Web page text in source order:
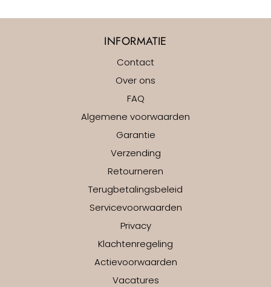
INFORMATIE
Contact
Over ons
FAQ
Algemene voorwaarden
Garantie
Verzending
Retourneren
Terugbetalingsbeleid
Servicevoorwaarden
Privacy
Klachtenregeling
Actievoorwaarden
Vacatures